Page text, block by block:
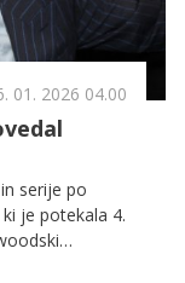
01. 2026 04.00
serije po
je potekala 4.